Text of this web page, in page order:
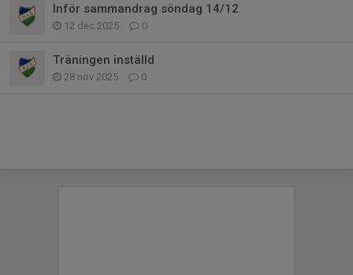
Inför sammandrag söndag 14/12
12 dec 2025 0
Träningen inställd
28 nov 2025 0